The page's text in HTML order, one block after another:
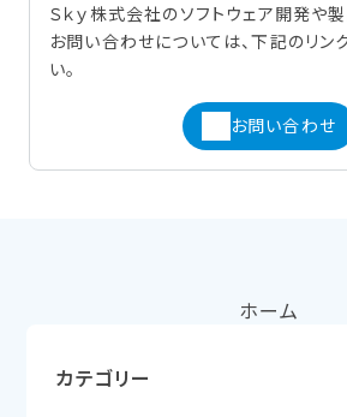
Ｓｋｙ株式会社のソフトウェア開発や
お問い合わせについては、下記のリン
い。
お問い合わせ
ホーム
カテゴリー